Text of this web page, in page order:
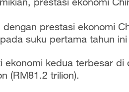
dengan prestasi ekonomi
suku pertama tahun
ekonomi kedua terbesar
(RM81.2 trilion).